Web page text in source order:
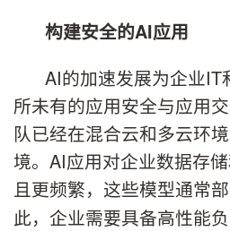
构建安全的AI应用
AI的加速发展为企业IT
所未有的应用安全与应用
队已经在混合云和多云环
境。AI应用对企业数据存
且更频繁，这些模型通常
此，企业需要具备高性能